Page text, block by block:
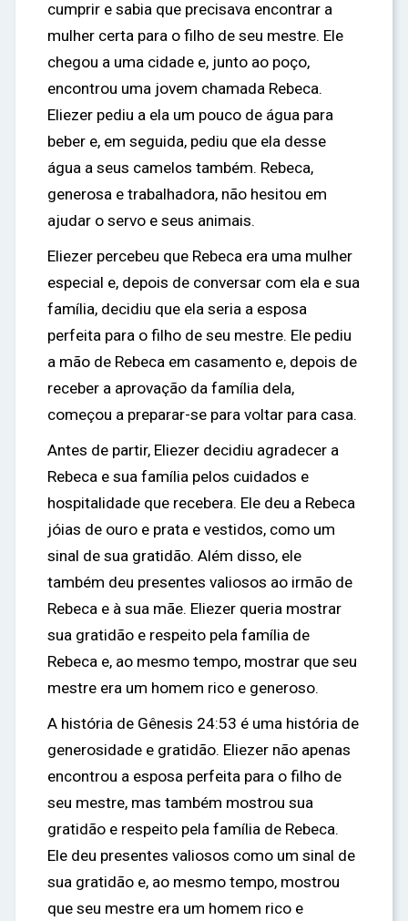
cumprir e sabia que precisava encontrar a
mulher certa para o filho de seu mestre. Ele
chegou a uma cidade e, junto ao poço,
encontrou uma jovem chamada Rebeca.
Eliezer pediu a ela um pouco de água para
beber e, em seguida, pediu que ela desse
água a seus camelos também. Rebeca,
generosa e trabalhadora, não hesitou em
ajudar o servo e seus animais.
Eliezer percebeu que Rebeca era uma mulher
especial e, depois de conversar com ela e sua
família, decidiu que ela seria a esposa
perfeita para o filho de seu mestre. Ele pediu
a mão de Rebeca em casamento e, depois de
receber a aprovação da família dela,
começou a preparar-se para voltar para casa.
Antes de partir, Eliezer decidiu agradecer a
Rebeca e sua família pelos cuidados e
hospitalidade que recebera. Ele deu a Rebeca
jóias de ouro e prata e vestidos, como um
sinal de sua gratidão. Além disso, ele
também deu presentes valiosos ao irmão de
Rebeca e à sua mãe. Eliezer queria mostrar
sua gratidão e respeito pela família de
Rebeca e, ao mesmo tempo, mostrar que seu
mestre era um homem rico e generoso.
A história de Gênesis 24:53 é uma história de
generosidade e gratidão. Eliezer não apenas
encontrou a esposa perfeita para o filho de
seu mestre, mas também mostrou sua
gratidão e respeito pela família de Rebeca.
Ele deu presentes valiosos como um sinal de
sua gratidão e, ao mesmo tempo, mostrou
que seu mestre era um homem rico e